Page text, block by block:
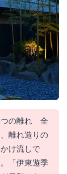
つの離れ 全
離れ造りの
け流しで
「伊東遊季